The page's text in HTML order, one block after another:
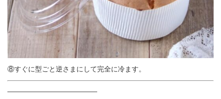
⑧すぐに型ごと逆さまにして完全に冷ます。
—————————————